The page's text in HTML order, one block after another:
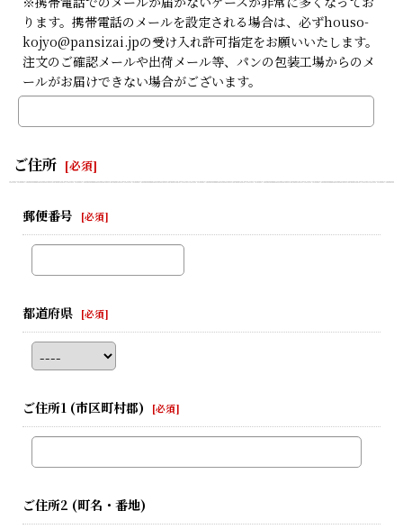
ります。携帯電話のメールを設定される場合は、必ずhouso-
kojyo@pansizai.jpの受け入れ許可指定をお願いいたします。
注文のご確認メールや出荷メール等、パンの包装工場からのメ
ールがお届けできない場合がございます。
ご住所 [必須]
郵便番号 [必須]
都道府県 [必須]
ご住所1 (市区町村郡) [必須]
ご住所2 (町名・番地)